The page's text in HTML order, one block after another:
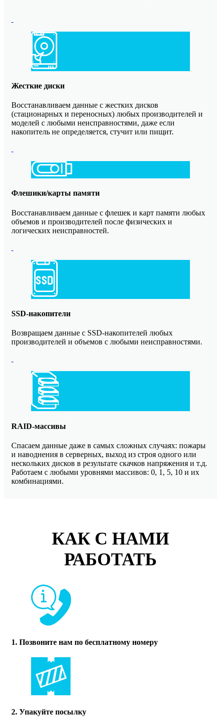
Жесткие диски
Восстанавливаем данные с жестких дисков
(стационарных и переносных) любых производителей и
моделей с любыми неисправностями, даже если
накопитель не определяется, стучит или пищит.
Флешики/карты памяти
Восстанавливаем данные с флешек и карт памяти любых
объемов и производителей после физических и
логических неисправностей.
SSD-накопители
Возвращаем данные с SSD-накопителей любых
производителей и объемов с любыми неисправностями.
RAID-массивы
Спасаем данные даже в самых сложных случаях: пожары
и наводнения в серверных, выход из строя одного или
нескольких дисков в результате скачков напряжения и т.д.
Работаем с любыми уровнями массивов: 0, 1, 5, 10 и их
комбинациями.
КАК С НАМИ
РАБОТАТЬ
1. Позвоните нам по бесплатному номеру
2. Упакуйте посылку